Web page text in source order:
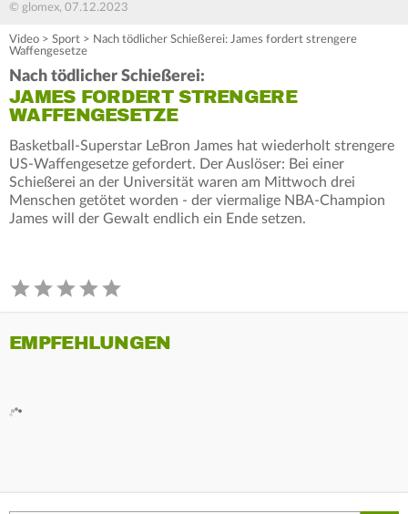
© glomex, 07.12.2023
Video > Sport > Nach tödlicher Schießerei: James fordert strengere
Waffengesetze
Nach tödlicher Schießerei:
JAMES FORDERT STRENGERE
WAFFENGESETZE
Basketball-Superstar LeBron James hat wiederholt strengere
US-Waffengesetze gefordert. Der Auslöser: Bei einer
Schießerei an der Universität waren am Mittwoch drei
Menschen getötet worden - der viermalige NBA-Champion
James will der Gewalt endlich ein Ende setzen.
EMPFEHLUNGEN